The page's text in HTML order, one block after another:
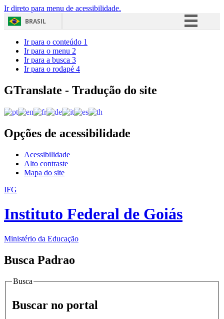
Ir direto para menu de acessibilidade.
BRASIL
Acesso à informação
Ir para o conteúdo 1
Ir para o menu 2
Ir para a busca 3
Ir para o rodapé 4
GTranslate - Tradução do site
Opções de acessibilidade
Acessibilidade
Alto contraste
Mapa do site
IFG
Instituto Federal de Goiás
Ministério da Educação
Busca Padrao
Busca
Buscar no portal